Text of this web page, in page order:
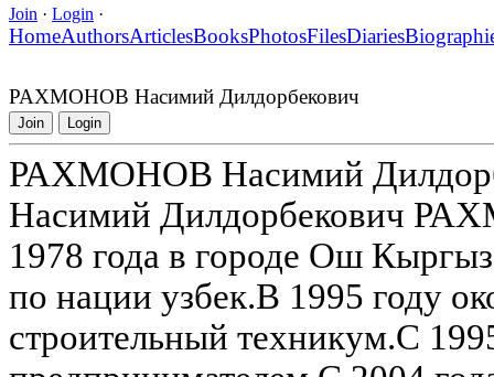
Join · Login ·
HomeAuthorsArticlesBooksPhotosFilesDiaries
РАХМОНОВ Насимий Дилдорбекович
Join Login
РАХМОНОВ Насимий
Насимий Дилдорбекович
1978 года в городе Ош
по нации узбек.В 1995 году
строительный техникум.С